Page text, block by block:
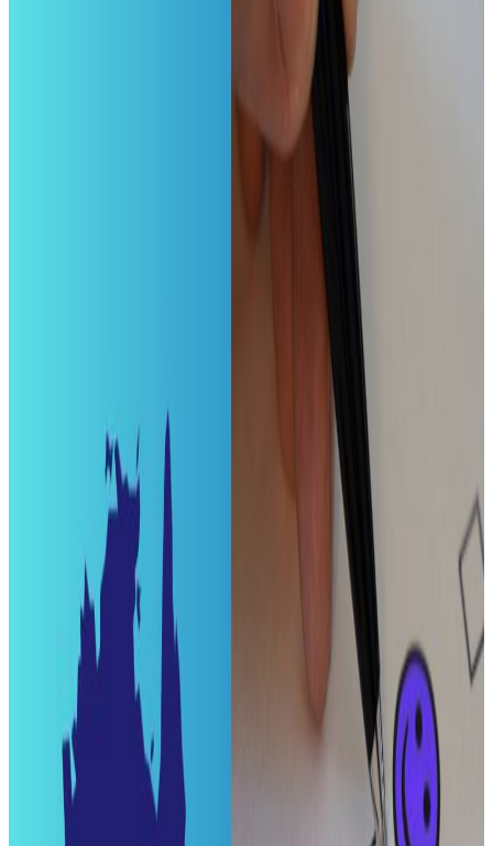
Sunday, 2026 March 1 / 3:31 pm
अ+